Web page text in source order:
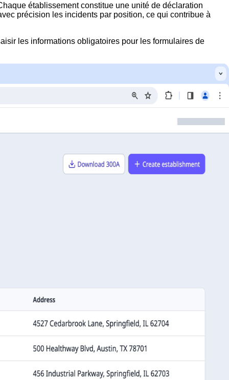
établissement constitue une unité de déclaration
précision les incidents par position, ce qui contribue à
les informations obligatoires pour les formulaires de